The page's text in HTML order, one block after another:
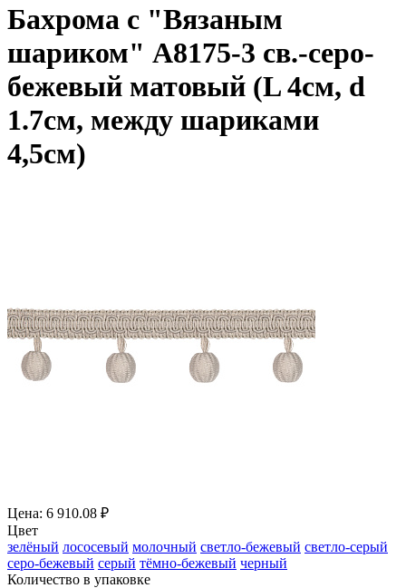
Бахрома с "Вязаным
шариком" A8175-3 св.-серо-
бежевый матовый (L 4см, d
1.7см, между шариками
4,5см)
Цена: 6 910.08 ₽
Цвет
зелёный лососевый молочный светло-бежевый светло-серый
серо-бежевый серый тёмно-бежевый черный
Количество в упаковке